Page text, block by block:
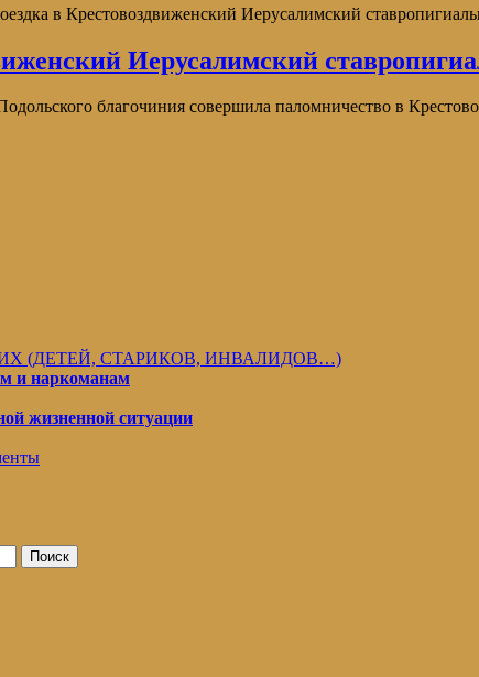
в Крестовоздвиженский Иерусалимский
Иерусалимский
благочиния совершила паломничество в
(ДЕТЕЙ, СТАРИКОВ, ИНВАЛИДОВ…)
и наркоманам
жизненной ситуации
Поиск